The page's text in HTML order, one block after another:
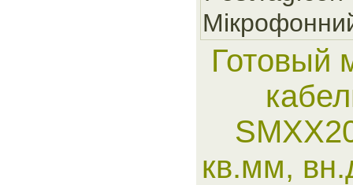
Готовый
кв.мм,